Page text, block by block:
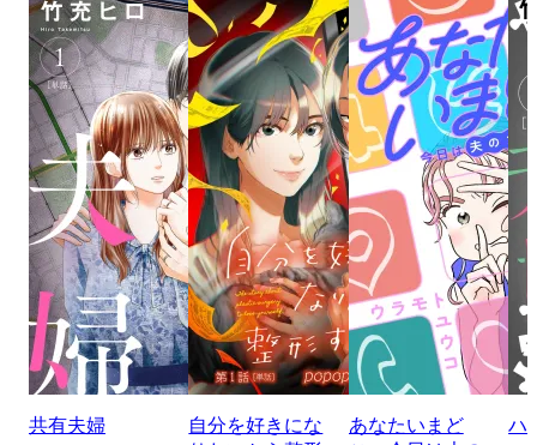
共有夫婦
自分を好きにな
あなたいまど
ハ